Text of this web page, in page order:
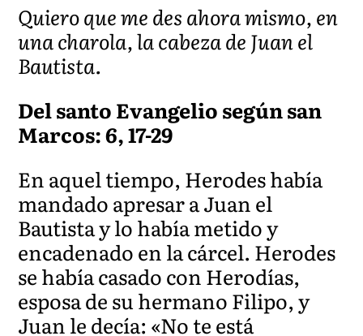
Quiero que me des ahora mismo, en
una charola, la cabeza de Juan el
Bautista.
Del santo Evangelio según san
Marcos: 6, 17-29
En aquel tiempo, Herodes había
mandado apresar a Juan el
Bautista y lo había metido y
encadenado en la cárcel. Herodes
se había casado con Herodías,
esposa de su hermano Filipo, y
Juan le decía: «No te está